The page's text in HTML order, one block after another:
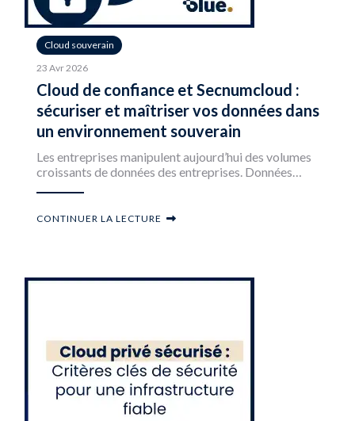
Cloud souverain
23 Avr 2026
Cloud de confiance et Secnumcloud :
sécuriser et maîtriser vos données dans
un environnement souverain
Les entreprises manipulent aujourd’hui des volumes
croissants de données des entreprises. Données…
CONTINUER LA LECTURE